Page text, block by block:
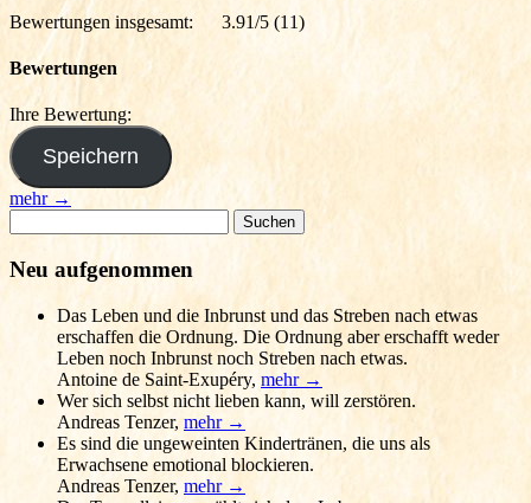
Bewertungen insgesamt: 3.91/5 (11)
Bewertungen
Ihre Bewertung:
mehr →
nach:
Neu aufgenommen
Das Leben und die Inbrunst und das Streben nach etwas
erschaffen die Ordnung. Die Ordnung aber erschafft weder
Leben noch Inbrunst noch Streben nach etwas.
Antoine de Saint-Exupéry, mehr →
Wer sich selbst nicht lieben kann, will zerstören.
Andreas Tenzer, mehr →
Es sind die ungeweinten Kindertränen, die uns als
Erwachsene emotional blockieren.
Andreas Tenzer, mehr →